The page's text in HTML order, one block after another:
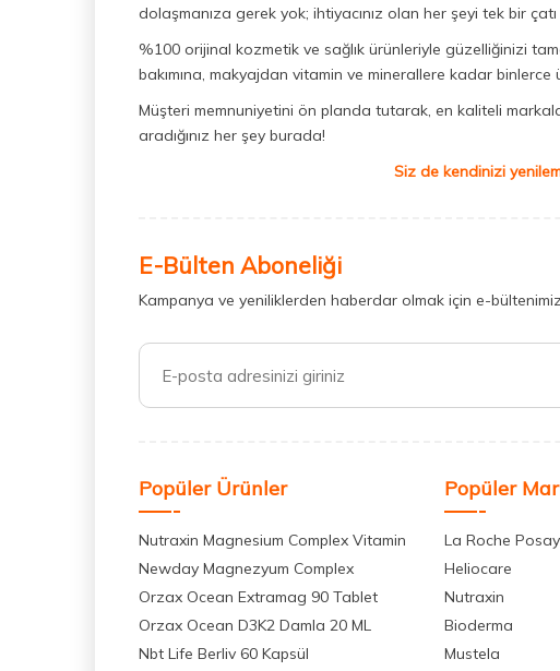
dolaşmanıza gerek yok; ihtiyacınız olan her şeyi tek bir
%100 orijinal kozmetik ve sağlık ürünleriyle güzelliğinizi
bakımına, makyajdan vitamin ve minerallere kadar
Müşteri memnuniyetini ön planda tutarak, en kaliteli
aradığınız her şey burada!
Siz de kendinizi
E-Bülten Aboneliği
Kampanya ve yeniliklerden haberdar olmak için e-
Popüler Ürünler
Nutraxin Magnesium Complex Vitamin
Newday Magnezyum Complex
Orzax Ocean Extramag 90 Tablet
Orzax Ocean D3K2 Damla 20 ML
Nbt Life Berliv 60 Kapsül
Popüler
La Roche Posay
Heliocare
Nutraxin
Bioderma
Mustela